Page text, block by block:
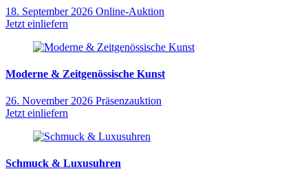
18. September 2026 Online-Auktion
Jetzt einliefern
Moderne & Zeitgenössische Kunst
26. November 2026 Präsenzauktion
Jetzt einliefern
Schmuck & Luxusuhren